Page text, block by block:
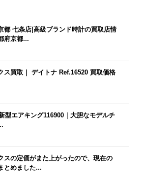
都 七条店|高級ブランド時計の買取店情
府京都...
ス買取｜ デイトナ Ref.16520 買取価格
型エアキング116900｜大胆なモデルチ
スの定価がまた上がったので、現在の
とめました...